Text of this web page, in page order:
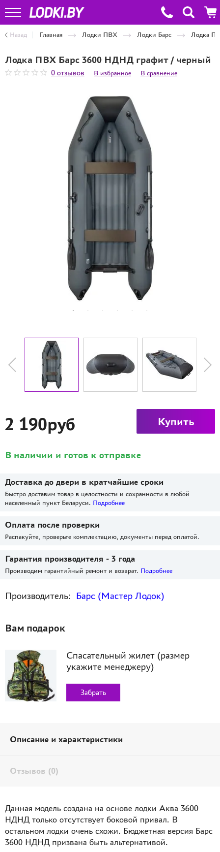
Назад Главная Лодки ПВХ Лодки Барс Лодка
Лодка ПВХ Барс 3600 НДНД графит / черный
0 отзывов В избранное В сравнение
2 190руб Купить
В наличии и готов к отправке
Доставка до двери в кратчайшие сроки
Быстро доставим товар в целостности и сохранности в любой
населенный пункт Беларуси. Подробнее
Оплата после проверки
Распакуйте, проверьте комплектацию, документы перед оплатой.
Гарантия производителя - 3 года
Производим гарантийный ремонт и возврат. Подробнее
Производитель: Барс (Мастер Лодок)
Вам подарок
Спасательный жилет (размер
укажите менеджеру)
Забрать
Описание и характеристики
Отзывов (0)
Данная модель создана на основе лодки Аква 3600
НДНД только отсутствует боковой привал. В
остальном лодки очень схожи. Бюджетная версия Барс
3600 НДНД призвана быть альтернативой.